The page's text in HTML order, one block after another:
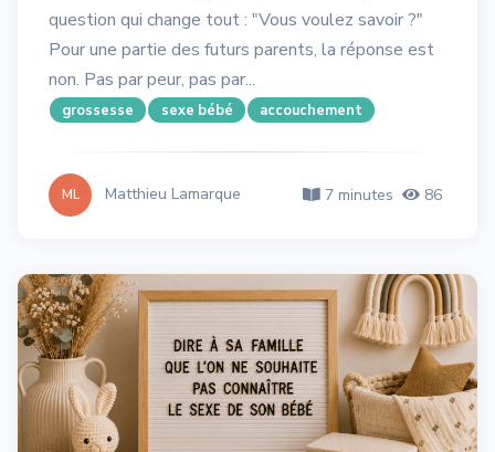
question qui change tout : "Vous voulez savoir ?"
Pour une partie des futurs parents, la réponse est
non. Pas par peur, pas par...
grossesse sexe bébé accouchement
ML Matthieu Lamarque 7 minutes 86